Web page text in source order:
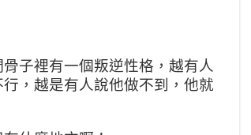
子裡有一個叛逆性格，越有人
，越是有人說他做不到，他就